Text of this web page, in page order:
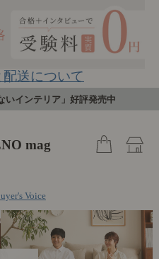
送について
いインテリア」好評発売中
Voice